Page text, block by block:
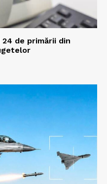
24 de primării din